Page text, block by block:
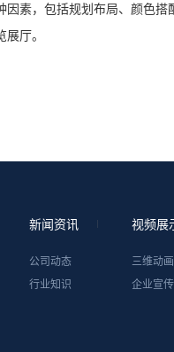
素，包括规划布局、颜色
厅。
新闻资讯
公司动态
行业知识
视频展
三维动画
企业宣